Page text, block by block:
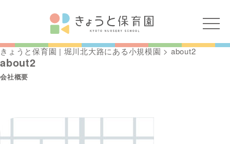
きょうと保育園 | 堀川北大路にある小規模園 > about2
about2
会社概要